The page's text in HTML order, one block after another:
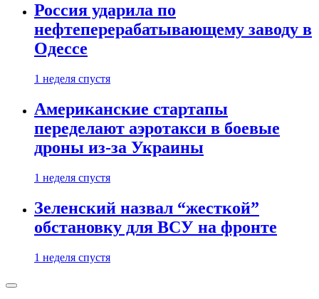
Россия ударила по
нефтеперерабатывающему заводу в
Одессе
1 неделя спустя
Американские стартапы
переделают аэротакси в боевые
дроны из-за Украины
1 неделя спустя
Зеленский назвал “жесткой”
обстановку для ВСУ на фронте
1 неделя спустя